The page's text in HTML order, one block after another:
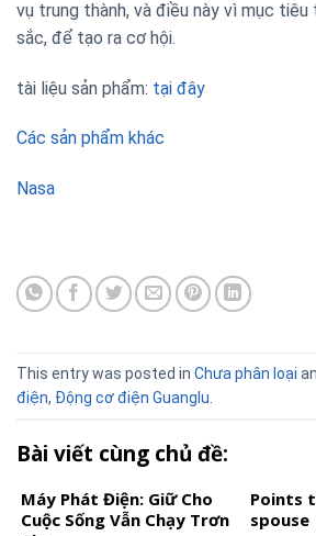
vụ trung thành, và điều này vì mục
sắc, để tạo ra cơ hội.
tài liệu sản phẩm: tại đây
Các sản phẩm khác
Nasa
This entry was posted in Chưa phân loại
điện, Động cơ điện Guanglu
Bài viết cùng chủ đề:
Máy Phát Điện: Giữ Cho
Cuộc Sống Vẫn Chạy Trơn
Points
spouse